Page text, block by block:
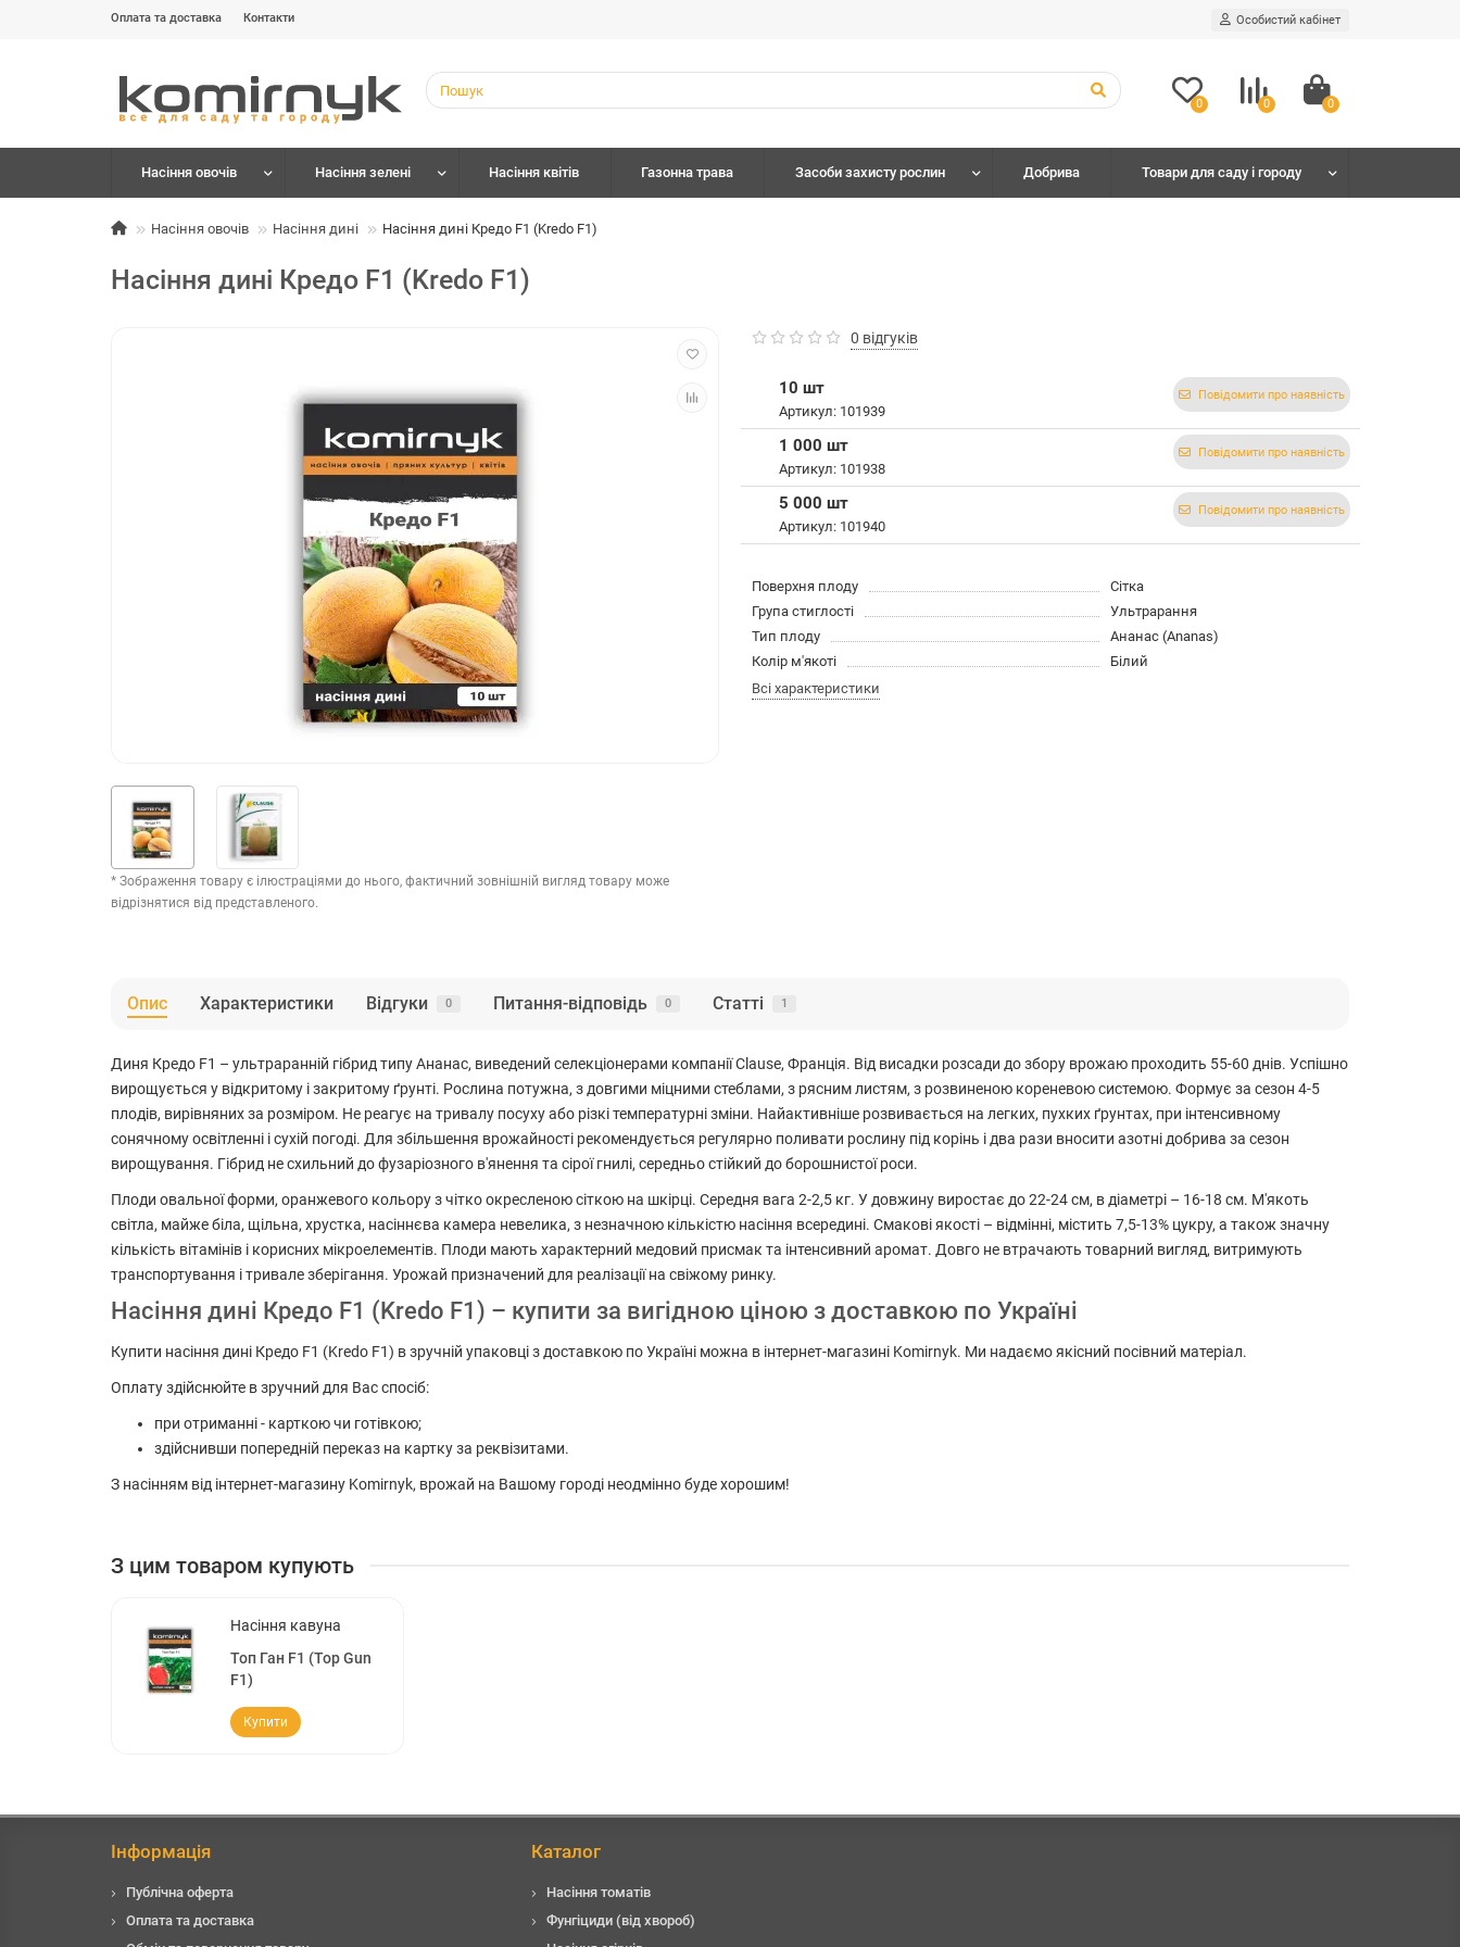
Оплата та доставка Контакти Особистий кабінет
0 0 0
Насіння овочів Насіння зелені Насіння квітів Газонна трава Засоби захисту рослин Добрива Товари для саду і городу
Насіння овочів Насіння дині Насіння дині Кредо F1 (Kredo F1)
Насіння дині Кредо F1 (Kredo F1)
* Зображення товару є ілюстраціями до нього, фактичний зовнішній вигляд товару може
відрізнятися від представленого.
0 відгуків
10 шт
Артикул: 101939
Повідомити про наявність
1 000 шт
Артикул: 101938
Повідомити про наявність
5 000 шт
Артикул: 101940
Повідомити про наявність
Поверхня плоду
Сітка
Група стиглості
Ультрарання
Тип плоду
Ананас (Ananas)
Колір м'якоті
Білий
Всі характеристики
Опис Характеристики Відгуки 0 Питання-відповідь 0 Статті 1
Диня Кредо F1 – ультраранній гібрид типу Ананас, виведений селекціонерами компанії Clause, Франція. Від висадки розсади до збору врожаю проходить 55-60 днів. Успішно
вирощується у відкритому і закритому ґрунті. Рослина потужна, з довгими міцними стеблами, з рясним листям, з розвиненою кореневою системою. Формує за сезон 4-5
плодів, вирівняних за розміром. Не реагує на тривалу посуху або різкі температурні зміни. Найактивніше розвивається на легких, пухких ґрунтах, при інтенсивному
сонячному освітленні і сухій погоді. Для збільшення врожайності рекомендується регулярно поливати рослину під корінь і два рази вносити азотні добрива за сезон
вирощування. Гібрид не схильний до фузаріозного в'янення та сірої гнилі, середньо стійкий до борошнистої роси.
Плоди овальної форми, оранжевого кольору з чітко окресленою сіткою на шкірці. Середня вага 2-2,5 кг. У довжину виростає до 22-24 см, в діаметрі – 16-18 см. М'якоть
світла, майже біла, щільна, хрустка, насіннєва камера невелика, з незначною кількістю насіння всередині. Смакові якості – відмінні, містить 7,5-13% цукру, а також значну
кількість вітамінів і корисних мікроелементів. Плоди мають характерний медовий присмак та інтенсивний аромат. Довго не втрачають товарний вигляд, витримують
транспортування і тривале зберігання. Урожай призначений для реалізації на свіжому ринку.
Насіння дині Кредо F1 (Kredo F1) – купити за вигідною ціною з доставкою по Україні
Купити насіння дині Кредо F1 (Kredo F1) в зручній упаковці з доставкою по Україні можна в інтернет-магазині Komirnyk. Ми надаємо якісний посівний матеріал.
Оплату здійснюйте в зручний для Вас спосіб:
при отриманні - карткою чи готівкою;
здійснивши попередній переказ на картку за реквізитами.
З насінням від інтернет-магазину Komirnyk, врожай на Вашому городі неодмінно буде хорошим!
З цим товаром купують
Насіння кавуна
Топ Ган F1 (Top Gun
F1)
Купити
Інформація
Публічна оферта
Оплата та доставка
Каталог
Насіння томатів
Фунгіциди (від хвороб)